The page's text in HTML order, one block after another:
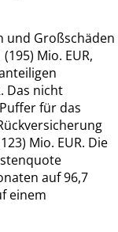
und Großschäden
Mio. EUR,
Das nicht
für das
Mio. EUR. Die
auf 96,7
einem